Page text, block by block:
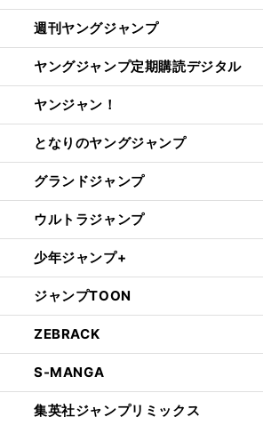
週刊ヤングジャンプ
ヤングジャンプ定期購読デジタル
ヤンジャン！
となりのヤングジャンプ
グランドジャンプ
ウルトラジャンプ
少年ジャンプ+
ジャンプTOON
ZEBRACK
S-MANGA
集英社ジャンプリミックス